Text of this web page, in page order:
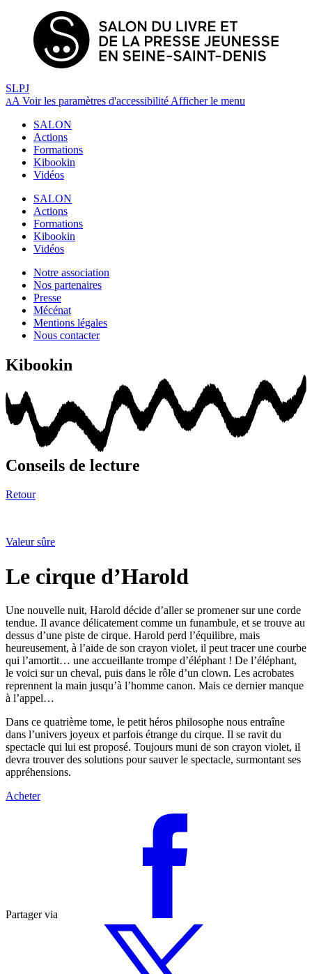
SLPJ
AA Voir les paramètres d'accessibilité Afficher le menu
SALON
Actions
Formations
Kibookin
Vidéos
SALON
Actions
Formations
Kibookin
Vidéos
Notre association
Nos partenaires
Presse
Mécénat
Mentions légales
Nous contacter
Kibookin
Conseils de lecture
Retour
Valeur sûre
Le cirque d’Harold
Une nouvelle nuit, Harold décide d’aller se promener sur une corde
tendue. Il avance délicatement comme un funambule, et se trouve au
dessus d’une piste de cirque. Harold perd l’équilibre, mais
heureusement, à l’aide de son crayon violet, il peut tracer une courbe
qui l’amortit… une accueillante trompe d’éléphant ! De l’éléphant,
le voici sur un cheval, puis dans le rôle d’un clown. Les acrobates
reprennent la main jusqu’à l’homme canon. Mais ce dernier manque
à l’appel…
Dans ce quatrième tome, le petit héros philosophe nous entraîne
dans l’univers joyeux et parfois étrange du cirque. Il se ravit du
spectacle qui lui est proposé. Toujours muni de son crayon violet, il
devra trouver des solutions pour sauver le spectacle, surmontant ses
appréhensions.
Acheter
Partager via